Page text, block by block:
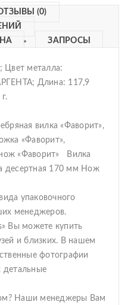
(0)
ЗАПРОСЫ
Цвет металла:
Длина: 117,9
вилка «Фаворит»,
«Фаворит»,
«Фаворит» Вилка
десертная 170 мм Нож
упаковочного
менеджеров.
Вы можете купить
и близких. В нашем
фотографии
детальные
Наши менеджеры Вам